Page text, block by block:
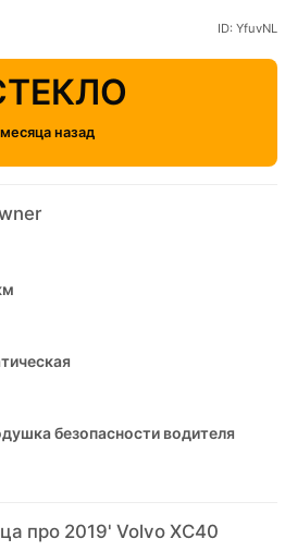
ID: YfuvNL
назад
безопасности водителя
про 2019' Volvo XC40